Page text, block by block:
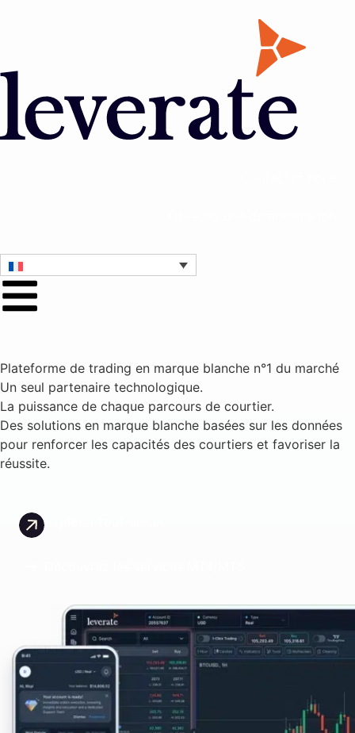
Plateforme de trading en marque blanche n°1 du marché
Un seul partenaire technologique.
La puissance de chaque parcours de courtier.
Des solutions en marque blanche basées sur les données
pour renforcer les capacités des courtiers et favoriser la
réussite.